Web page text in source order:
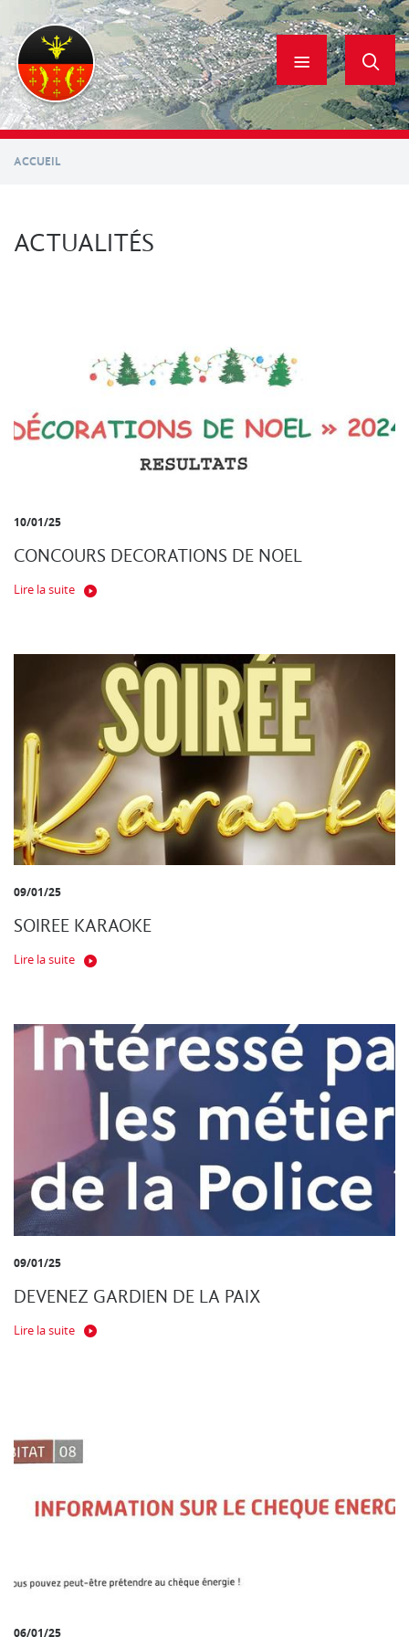
contenu
principal
ACCUEIL
ACTUALITÉS
10/01/25
CONCOURS DECORATIONS DE NOEL
Lire la suite
09/01/25
SOIREE KARAOKE
Lire la suite
09/01/25
DEVENEZ GARDIEN DE LA PAIX
Lire la suite
06/01/25